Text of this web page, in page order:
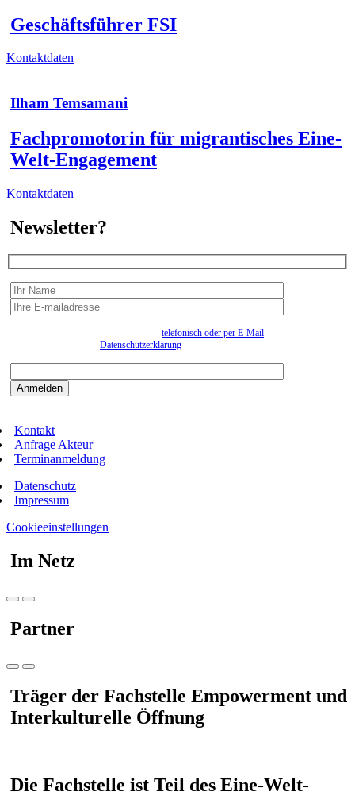
Geschäftsführer FSI
Kontaktdaten
Ilham Temsamani
Fachpromotorin für migrantisches Eine-
Welt-Engagement
Kontaktdaten
Newsletter?
telefonisch oder per E-Mail
Datenschutzerklärung
Kontakt
Anfrage Akteur
Terminanmeldung
Datenschutz
Impressum
Cookieeinstellungen
Im Netz
Partner
Träger der Fachstelle Empowerment und
Interkulturelle Öffnung
Die Fachstelle ist Teil des Eine-Welt-